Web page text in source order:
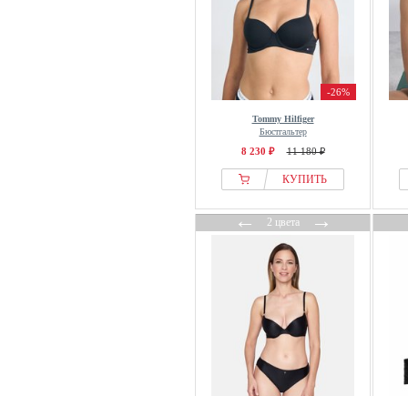
-26%
Tommy Hilfiger
Бюстгальтер
8 230 ₽ 11 180 ₽
КУПИТЬ
←2 цвета→